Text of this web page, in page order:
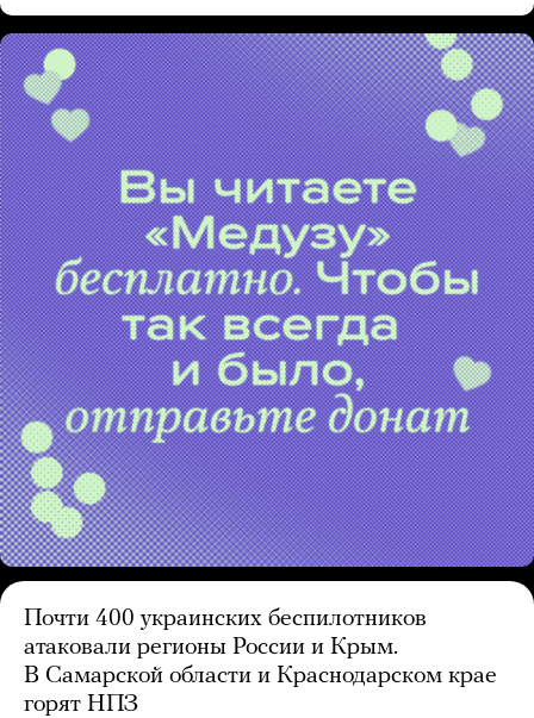
Почти 400 украинских беспилотников
атаковали регионы России и Крым.
В Самарской области и Краснодарском крае
горят НПЗ